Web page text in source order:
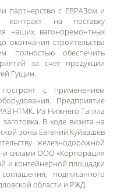
партнерство с ЕВРАЗом и
контракт на поставку
наших вагоноремонтных
строительства
полностью обеспечить
за счет продукции
Гущин.
с применением
Предприятие
НТМК. Из Нижнего Тагила
заготовка. В ходе визита на
зоны Евгений Куйвашев
железнодорожной
и силами ООО «Корпорация
и контейнерной площадки
подписанного
области и РЖД.